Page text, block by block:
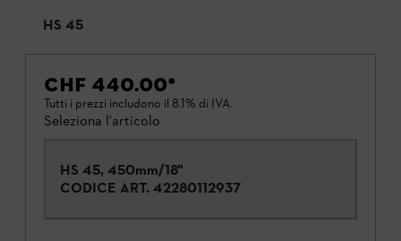
HS 45
CHF 440.00*
Tutti i prezzi includono il 8.1% di IVA.
Seleziona l'articolo
HS 45, 450mm/18"
CODICE ART. 42280112937